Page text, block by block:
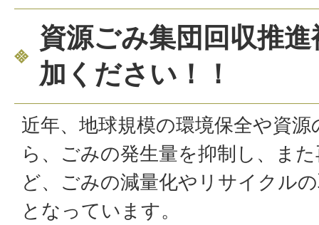
資源ごみ集団回収推
加ください！！
近年、地球規模の環境保全や資
ら、ごみの発生量を抑制し、ま
ど、ごみの減量化やリサイクル
となっています。